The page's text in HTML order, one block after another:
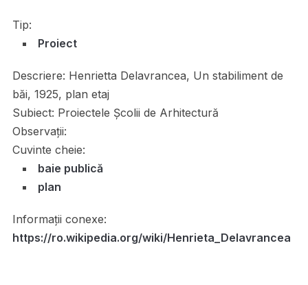
Tip:
Proiect
Descriere: Henrietta Delavrancea, Un stabiliment de
băi, 1925, plan etaj
Subiect: Proiectele Școlii de Arhitectură
Observații:
Cuvinte cheie:
baie publică
plan
Informații conexe:
https://ro.wikipedia.org/wiki/Henrieta_Delavrancea